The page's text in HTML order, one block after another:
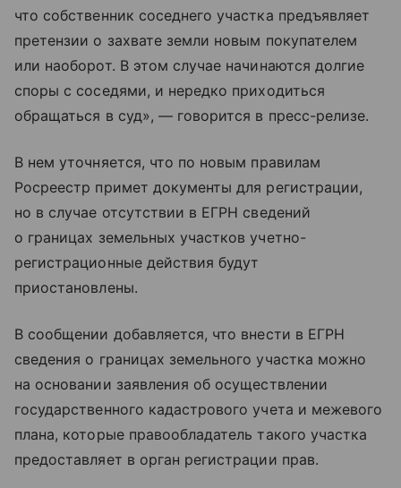
что собственник соседнего участка предъявляет
претензии о захвате земли новым покупателем
или наоборот. В этом случае начинаются долгие
споры с соседями, и нередко приходиться
обращаться в суд», — говорится в пресс-релизе.
В нем уточняется, что по новым правилам
Росреестр примет документы для регистрации,
но в случае отсутствии в ЕГРН сведений
о границах земельных участков учетно-
регистрационные действия будут
приостановлены.
В сообщении добавляется, что внести в ЕГРН
сведения о границах земельного участка можно
на основании заявления об осуществлении
государственного кадастрового учета и межевого
плана, которые правообладатель такого участка
предоставляет в орган регистрации прав.